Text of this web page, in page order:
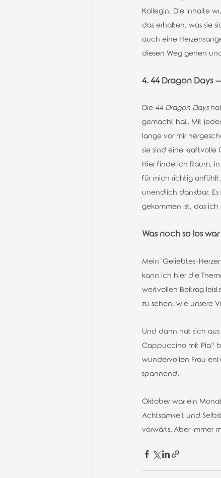
Kollegin. Die Inhalte
das erhalten, was sie
auch eine
diesen Weg gehen
4. 44 Dragon Days
Die 44 Dragon Days
gemacht hat. Mit
lange vor mir
sie sind eine kraftvolle
Hier finde ich Raum,
für mich richtig
unendlich dankbar. Es
gekommen ist, das
Was noch so los war
Mein 'Geliebtes-
kann ich hier die
wertvollen Beitrag
zu sehen, wie unsere
Und dann hat sich
Cappuccino mit Pia“
wundervollen Frau
spannend.
Oktober war ein
Achtsamkeit und
vorwärts. Aber immer